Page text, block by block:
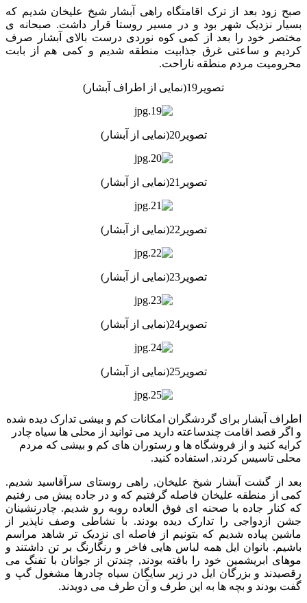
صبح زود بعد از ترک اقامتگاه راهی آبشار شیخ علیخان شدیم که
بسیار نزدیک شهر بود و در مسیر روستا قرار داشت. صبحانه ی
مختصر خود را بعد از کمی کوه نوردی درست بالای آبشار صرف
کردیم و ساعتی غرق جذابیت منطقه شدیم و کمی هم از بابت
محرومیت مردم منطقه ناراحت.
تصویر19(نمایی از اطراف آبشار)
تصویر20(نمایی از آبشار)
تصویر21(نمایی از آبشار)
تصویر22(نمایی از آبشار)
تصویر23(نمایی از آبشار)
تصویر24(نمایی از آبشار)
تصویر25(نمایی از آبشار)
اطراف آبشار برای گردشگران امکانات کم و بیشی تدارک دیده شده
و اگر قصد اقامت چندساعته دارید می توانید از محلی ها سیاه چادر
کرایه کنید و از فروشگاه ها و رستوران های کم و بیشی که مردم
محلی تاسیس کردند, استفاده کنید.
بعد از گشت آبشار شیخ علیخان, راهی روستای سرآقاسید شدیم.
کمی از منطقه علیخان فاصله گرفتیم که و در جاده پیش می رفتیم
که کنار جاده با صحنه ای فوق العاده روبه رو شدیم. چادرنشینان
جشن ازدواجی را تدارک دیده بودند. با نشاطی وصف ناپذیر از
ماشین پیاده شدیم که بتونیم از فاصله ای نزدیک تر شاهد مراسم
باشیم. بانوان ایل همه لباس هایی فاخر و رنگارنگ بر تن داشتند و
موهای ابریشمین خود را بافته بودند, چندتن از جوانان با تفنگ می
رقصیدند و بزرگان ایل در زیر سایگان سیاه چادرها مشغول گپ و
گفت بودند و بچه ها به این طرف و آن طرف می دویدند.